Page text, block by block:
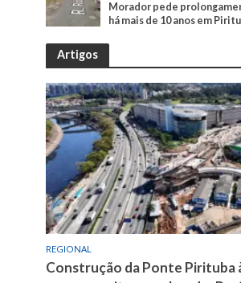
Morador pede
há mais de 10 anos em
Artigos
REGIONAL
Construção da Ponte Pirituba